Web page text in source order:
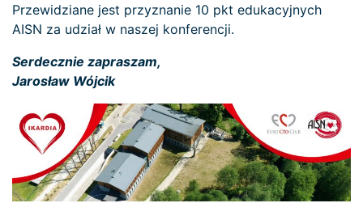
Przewidziane jest przyznanie 10 pkt edukacyjnych
AISN za udział w naszej konferencji.
Serdecznie zapraszam,
Jarosław Wójcik